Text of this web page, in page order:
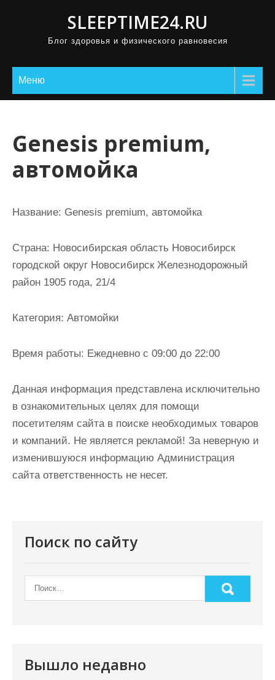
SLEEPTIME24.RU
Блог здоровья и физического равновесия
Меню
Genesis premium,
автомойка
Название: Genesis premium, автомойка
Страна: Новосибирская область Новосибирск
городской округ Новосибирск Железнодорожный
район 1905 года, 21/4
Категория: Автомойки
Время работы: Ежедневно с 09:00 до 22:00
Данная информация представлена исключительно
в ознакомительных целях для помощи
посетителям сайта в поиске необходимых товаров
и компаний. Не является рекламой! За неверную и
изменившуюся информацию Администрация
сайта ответственность не несет.
Поиск по сайту
Вышло недавно